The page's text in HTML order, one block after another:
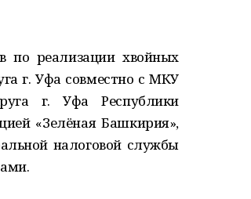
по реализации хвойных
г. Уфа совместно с МКУ
г. Уфа Республики
«Зелёная Башкирия»,
налоговой службы